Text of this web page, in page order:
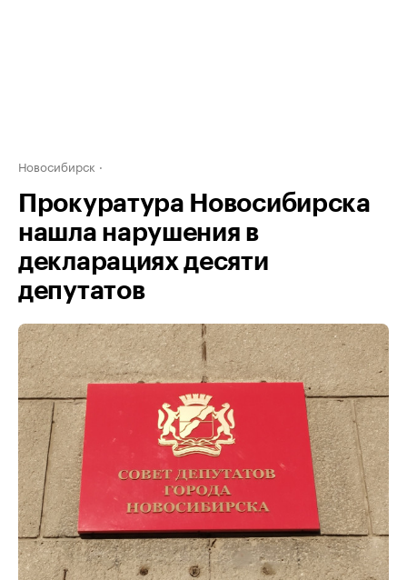
Новосибирск
Прокуратура Новосибирска
нашла нарушения в
декларациях десяти
депутатов